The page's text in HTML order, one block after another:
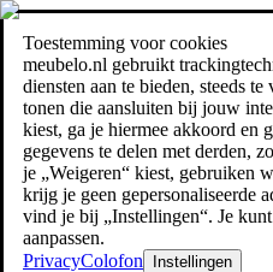
Toestemming voor cookies
meubelo.nl gebruikt
diensten aan te bieden, steeds
tonen die aansluiten bij jouw
kiest, ga je hiermee akkoord en
gegevens te delen met derden,
je „Weigeren“ kiest, gebruiken
krijg je geen gepersonaliseerde
vind je bij „Instellingen“. Je
aanpassen.
PrivacyColofon
Instellingen
Zoeken
meubel jezelf de beste prijs!